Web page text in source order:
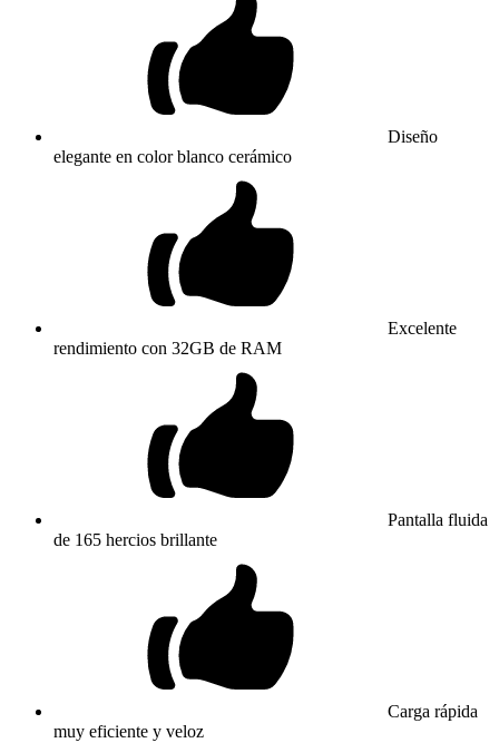
Diseño
elegante en color blanco cerámico
Excelente
rendimiento con 32GB de RAM
Pantalla fluida
de 165 hercios brillante
Carga rápida
muy eficiente y veloz